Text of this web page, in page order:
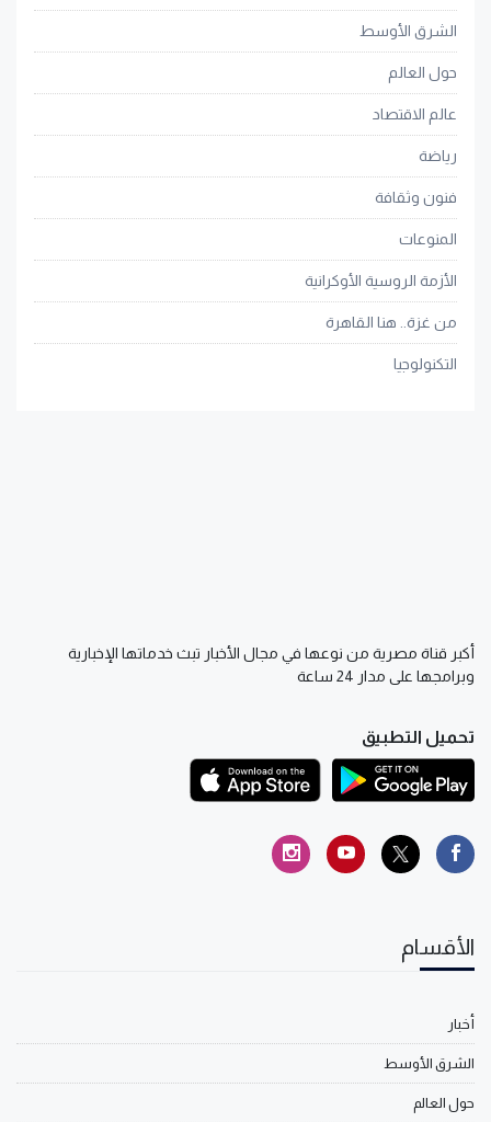
الشرق الأوسط
حول العالم
عالم الاقتصاد
رياضة
فنون وثقافة
المنوعات
الأزمة الروسية الأوكرانية
من غزة.. هنا القاهرة
التكنولوجيا
أكبر قناة مصرية من نوعها في مجال الأخبار تبث خدماتها الإخبارية
وبرامجها على مدار 24 ساعة
تحميل التطبيق
الأقسام
أخبار
الشرق الأوسط
حول العالم